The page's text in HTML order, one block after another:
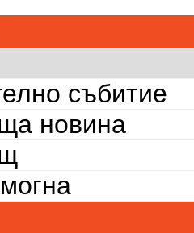
събитие
новина